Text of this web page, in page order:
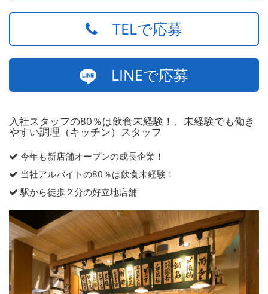
TELで応募
LINEで応募
入社スタッフの80％は飲食未経験！、未経験でも働き
やすい調理（キッチン）スタッフ
今年も新店舗オープンの成長企業！
当社アルバイトの80％は飲食未経験！
駅から徒歩２分の好立地店舗